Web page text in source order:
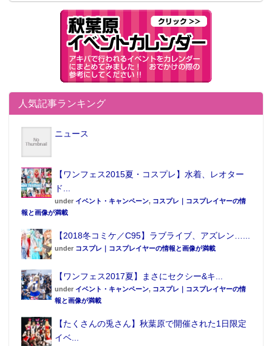
人気記事ランキング
ニュース
【ワンフェス2015夏・コスプレ】水着、レオター
ド...
under イベント・キャンペーン, コスプレ｜コスプレイヤーの情
報と画像が満載
【2018冬コミケ／C95】ラブライブ、アズレン…...
under コスプレ｜コスプレイヤーの情報と画像が満載
【ワンフェス2017夏】まさにセクシー&キ...
under イベント・キャンペーン, コスプレ｜コスプレイヤーの情
報と画像が満載
【たくさんの兎さん】秋葉原で開催された1日限定
イベ...